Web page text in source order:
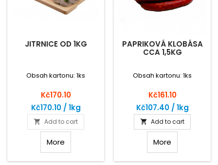
JITRNICE OD 1KG
Obsah kartonu: 1ks
Price
Kč170.10
Kč170.10 / 1kg
 Add to cart
More
PAPRIKOVÁ KLOBÁSA
CCA 1,5KG
Obsah kartonu: 1ks
Price
Kč161.10
Kč107.40 / 1kg
 Add to cart
More